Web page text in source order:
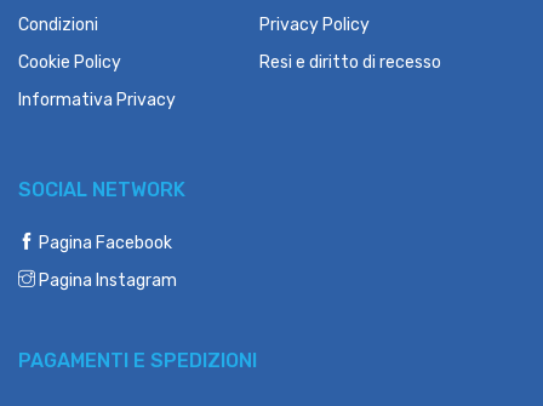
Condizioni
Privacy Policy
Cookie Policy
Resi e diritto di recesso
Informativa Privacy
SOCIAL NETWORK
Pagina Facebook
Pagina Instagram
PAGAMENTI E SPEDIZIONI